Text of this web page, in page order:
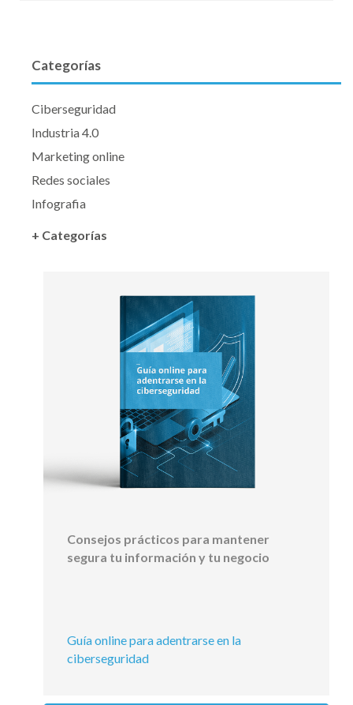
Categorías
Ciberseguridad
Industria 4.0
Marketing online
Redes sociales
Infografia
+ Categorías
Consejos prácticos para mantener
segura tu información y tu negocio
Guía online para adentrarse en la
ciberseguridad